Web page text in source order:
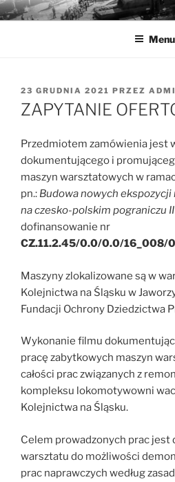
Przejdź
do
MUZEA
Ochrona zabytków techniki
Menu
OPUBLIKOWANE
W
23 GRUDNIA 2021 PRZEZ
ZAPYTANIE
Przedmiotem zamówienia jest
dokumentującego i
maszyn warsztatowych w
pn.: Budowa nowych
na czesko-polskim pograniczu II
dofinansowanie nr
CZ.11.2.45/0.0/0.0/16_008/
Maszyny zlokalizowane są w
Kolejnictwa na Śląsku w
Fundacji Ochrony Dziedzictwa
Wykonanie filmu
pracę zabytkowych maszyn
całości prac związanych z
kompleksu lokomotywowni
Kolejnictwa na Śląsku.
Celem prowadzonych prac jest
warsztatu do możliwości
prac naprawczych według